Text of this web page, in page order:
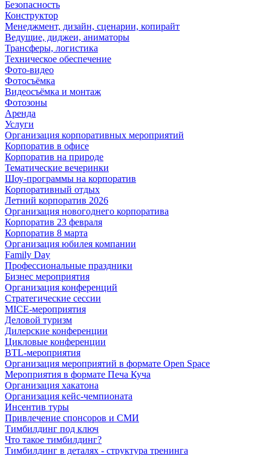
Безопасность
Конструктор
Менеджмент, дизайн, сценарии, копирайт
Ведущие, диджеи, аниматоры
Трансферы, логистика
Техническое обеспечение
Фото-видео
Фотосъёмка
Видеосъёмка и монтаж
Фотозоны
Аренда
Услуги
Организация корпоративных мероприятий
Корпоратив в офисе
Корпоратив на природе
Тематические вечеринки
Шоу-программы на корпоратив
Корпоративный отдых
Летний корпоратив 2026
Организация новогоднего корпоратива
Корпоратив 23 февраля
Корпоратив 8 марта
Организация юбилея компании
Family Day
Профессиональные праздники
Бизнес мероприятия
Организация конференций
Стратегические сессии
MICE-мероприятия
Деловой туризм
Дилерские конференции
Цикловые конференции
BTL-мероприятия
Организация мероприятий в формате Open Space
Мероприятия в формате Печа Куча
Организация хакатона
Организация кейс-чемпионата
Инсентив туры
Привлечение спонсоров и СМИ
Тимбилдинг под ключ
Что такое тимбилдинг?
Тимбилдинг в деталях - структура тренинга